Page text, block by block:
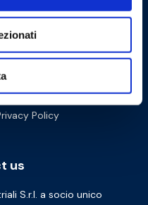
Policy
us
S.r.l. a socio unico